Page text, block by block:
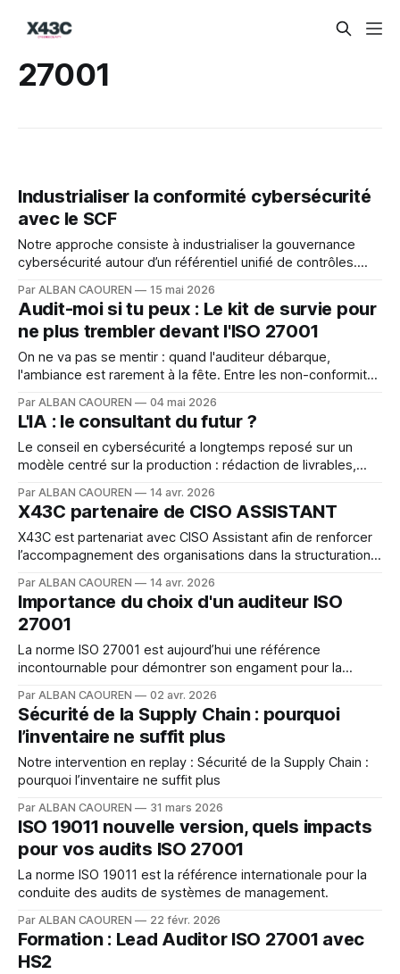
27001
Industrialiser la conformité cybersécurité
avec le SCF
Notre approche consiste à industrialiser la gouvernance
cybersécurité autour d’un référentiel unifié de contrôles.
Framework (SCF)
Par ALBAN CAOUREN 15 mai 2026
Audit-moi si tu peux : Le kit de survie pour
ne plus trembler devant l'ISO 27001
On ne va pas se mentir : quand l'auditeur débarque,
l'ambiance est rarement à la fête. Entre les non-conformités
vouloir se cacher sous son bureau.
Par ALBAN CAOUREN 04 mai 2026
L'IA : le consultant du futur ?
Le conseil en cybersécurité a longtemps reposé sur un
modèle centré sur la production : rédaction de livrables,
l’intelligence artificielle, cette logique évolue.
Par ALBAN CAOUREN 14 avr. 2026
X43C partenaire de CISO ASSISTANT
X43C est partenariat avec CISO Assistant afin de renforcer
l’accompagnement des organisations dans la structuration
Par ALBAN CAOUREN 14 avr. 2026
Importance du choix d'un auditeur ISO
27001
La norme ISO 27001 est aujourd’hui une référence
incontournable pour démontrer son engament pour la
Par ALBAN CAOUREN 02 avr. 2026
Sécurité de la Supply Chain : pourquoi
l’inventaire ne suffit plus
Notre intervention en replay : Sécurité de la Supply Chain :
pourquoi l’inventaire ne suffit plus
Par ALBAN CAOUREN 31 mars 2026
ISO 19011 nouvelle version, quels impacts
pour vos audits ISO 27001
La norme ISO 19011 est la référence internationale pour la
conduite des audits de systèmes de management.
Par ALBAN CAOUREN 22 févr. 2026
Formation : Lead Auditor ISO 27001 avec
HS2